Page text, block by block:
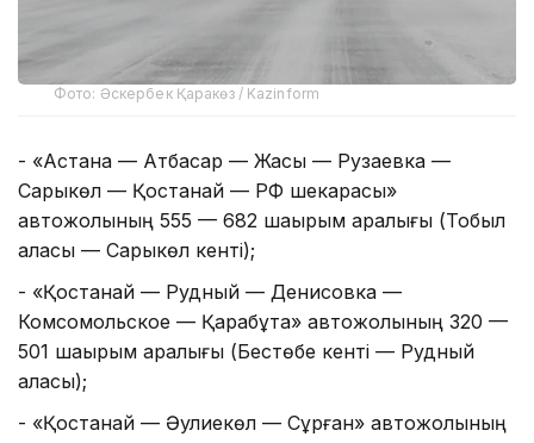
Фото: Әскербек Қаракөз / Kazinform
- «Астана — Атбасар — Жақсы — Рузаевка —
Сарыкөл — Қостанай — РФ шекарасы»
автожолының 555 — 682 шақырым аралығы (Тобыл
қаласы — Сарыкөл кенті);
- «Қостанай — Рудный — Денисовка —
Комсомольское — Қарабұтақ» автожолының 320 —
501 шақырым аралығы (Бестөбе кенті — Рудный
қаласы);
- «Қостанай — Әулиекөл — Сұрған» автожолының